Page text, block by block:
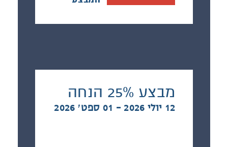
מבצע 25% הנחה
12 יולי 2026 - 01 ספט׳ 2026